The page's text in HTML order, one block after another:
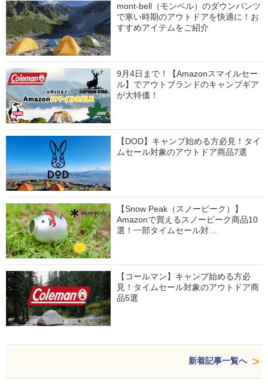
mont-bell（モンベル）のダウンパンツ
で寒い時期のアウトドアを快適に！お
すすめアイテムをご紹介
9月4日まで！【Amazonスマイルセー
ル】でアウトブランドのキャンプギア
が大特価！
【DOD】キャンプ始める方必見！タイ
ムセール対象のアウトドア商品7選
【Snow Peak（スノーピーク）】
Amazonで買えるスノーピーク商品10
選！一部タイムセール対…
【コールマン】キャンプ始める方必
見！タイムセール対象のアウトドア商
品5選
新着記事一覧へ